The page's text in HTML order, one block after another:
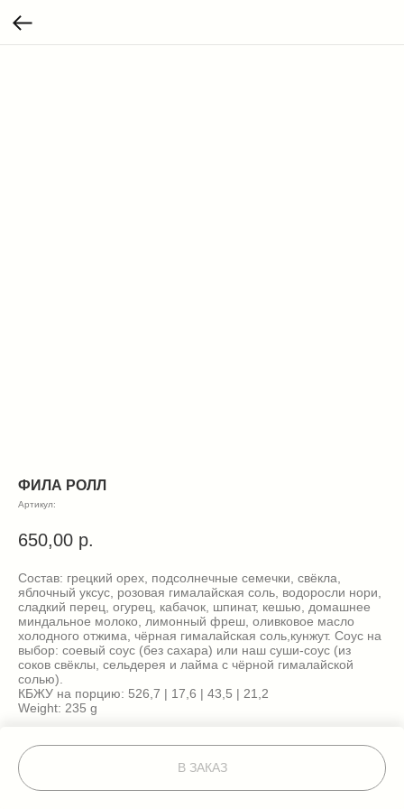
ФИЛА РОЛЛ
Артикул:
650,00 р.
В ЗАКАЗ
Состав: грецкий орех, подсолнечные семечки, свёкла,
яблочный уксус, розовая гималайская соль, водоросли нори,
сладкий перец, огурец, кабачок, шпинат, кешью, домашнее
миндальное молоко, лимонный фреш, оливковое масло
холодного отжима, чёрная гималайская соль,кунжут. Соус на
выбор: соевый соус (без сахара) или наш суши-соус (из
соков свёклы, сельдерея и лайма с чёрной гималайской
солью).
КБЖУ на порцию: 526,7 | 17,6 | 43,5 | 21,2
Weight: 235 g